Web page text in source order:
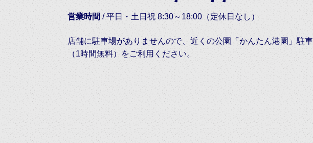
営業時間 /平日・土日祝 8:30～18:00（定休日なし）
店舗に駐車場がありませんので、近くの公園「かんたん港園」駐
（1時間無料）をご利用ください。